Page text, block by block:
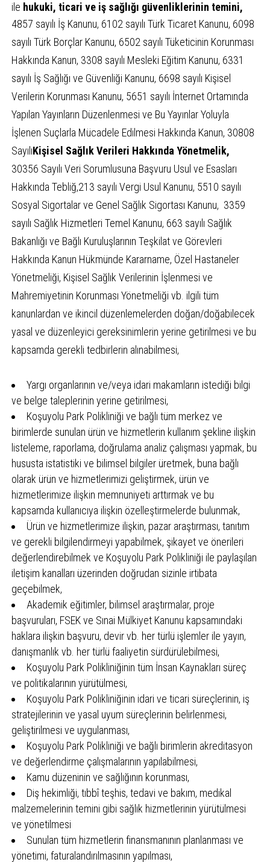
ile hukuki, ticari ve iş sağlığı güvenliklerinin temini,
4857 sayılı İş Kanunu, 6102 sayılı Türk Ticaret Kanunu, 6098
sayılı Türk Borçlar Kanunu, 6502 sayılı Tüketicinin Korunması
Hakkında Kanun, 3308 sayılı Mesleki Eğitim Kanunu, 6331
sayılı İş Sağlığı ve Güvenliği Kanunu, 6698 sayılı Kişisel
Verilerin Korunması Kanunu, 5651 sayılı İnternet Ortamında
Yapılan Yayınların Düzenlenmesi ve Bu Yayınlar Yoluyla
İşlenen Suçlarla Mücadele Edilmesi Hakkında Kanun, 30808
SayılıKişisel Sağlık Verileri Hakkında Yönetmelik,
30356 Sayılı Veri Sorumlusuna Başvuru Usul ve Esasları
Hakkında Tebliğ,213 sayılı Vergi Usul Kanunu, 5510 sayılı
Sosyal Sigortalar ve Genel Sağlık Sigortası Kanunu, 3359
sayılı Sağlık Hizmetleri Temel Kanunu, 663 sayılı Sağlık
Bakanlığı ve Bağlı Kuruluşlarının Teşkilat ve Görevleri
Hakkında Kanun Hükmünde Kararname, Özel Hastaneler
Yönetmeliği, Kişisel Sağlık Verilerinin İşlenmesi ve
Mahremiyetinin Korunması Yönetmeliği vb. ilgili tüm
kanunlardan ve ikincil düzenlemelerden doğan/doğabilecek
yasal ve düzenleyici gereksinimlerin yerine getirilmesi ve bu
kapsamda gerekli tedbirlerin alınabilmesi,
Yargı organlarının ve/veya idari makamların istediği bilgi
ve belge taleplerinin yerine getirilmesi,
Koşuyolu Park Polikliniği ve bağlı tüm merkez ve
birimlerde sunulan ürün ve hizmetlerin kullanım şekline ilişkin
listeleme, raporlama, doğrulama analiz çalışması yapmak, bu
hususta istatistiki ve bilimsel bilgiler üretmek, buna bağlı
olarak ürün ve hizmetlerimizi geliştirmek, ürün ve
hizmetlerimize ilişkin memnuniyeti arttırmak ve bu
kapsamda kullanıcıya ilişkin özelleştirmelerde bulunmak,
Ürün ve hizmetlerimize ilişkin, pazar araştırması, tanıtım
ve gerekli bilgilendirmeyi yapabilmek, şikayet ve önerileri
değerlendirebilmek ve Koşuyolu Park Polikliniği ile paylaşılan
iletişim kanalları üzerinden doğrudan sizinle irtibata
geçebilmek,
Akademik eğitimler, bilimsel araştırmalar, proje
başvuruları, FSEK ve Sınai Mülkiyet Kanunu kapsamındaki
haklara ilişkin başvuru, devir vb. her türlü işlemler ile yayın,
danışmanlık vb. her türlü faaliyetin sürdürülebilmesi,
Koşuyolu Park Polikliniğinin tüm İnsan Kaynakları süreç
ve politikalarının yürütülmesi,
Koşuyolu Park Polikliniğinin idari ve ticari süreçlerinin, iş
stratejilerinin ve yasal uyum süreçlerinin belirlenmesi,
geliştirilmesi ve uygulanması,
Koşuyolu Park Polikliniği ve bağlı birimlerin akreditasyon
ve değerlendirme çalışmalarının yapılabilmesi,
Kamu düzeninin ve sağlığının korunması,
Diş hekimliği, tıbbî teşhis, tedavi ve bakım, medikal
malzemelerinin temini gibi sağlık hizmetlerinin yürütülmesi
ve yönetilmesi
Sunulan tüm hizmetlerin finansmanının planlanması ve
yönetimi, faturalandırılmasının yapılması,